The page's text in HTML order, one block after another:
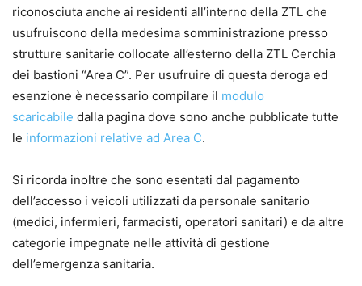
riconosciuta anche ai residenti all’interno della ZTL che
usufruiscono della medesima somministrazione presso
strutture sanitarie collocate all’esterno della ZTL Cerchia
dei bastioni “Area C”. Per usufruire di questa deroga ed
esenzione è necessario compilare il modulo
scaricabile dalla pagina dove sono anche pubblicate tutte
le informazioni relative ad Area C.
Si ricorda inoltre che sono esentati dal pagamento
dell’accesso i veicoli utilizzati da personale sanitario
(medici, infermieri, farmacisti, operatori sanitari) e da altre
categorie impegnate nelle attività di gestione
dell’emergenza sanitaria.